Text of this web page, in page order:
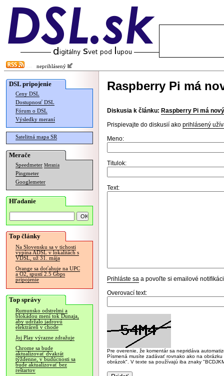
neprihlásený
DSL pripojenie
Ceny DSL
Dostupnosť DSL
Fórum o DSL
Výsledky meraní
Satelitná mapa SR
Merače
Speedmeter Merania
Pingmeter
Googlemeter
Hľadanie
Top články
Na Slovensku sa v tichosti
vypína ADSL v lokalitách s
VDSL, už 31. mája
Orange sa doťahuje na UPC
a O2, spustí 2.5 Gbps
pripojenie
Top správy
Rumunsko odstrelmi a
blokádou mení tok Dunaja,
aby udržalo jadrovú
elektráreň v chode
Joj Play výrazne zdražuje
Chrome sa bude
aktualizovať dvakrát
týždenne, v budúcnosti sa
bude aktualizovať bez
reštartov
Raspberry Pi má
Diskusia k článku: Raspberry Pi má
Prispievajte do diskusií ako prihlásený
Meno:
Titulok:
Text:
Prihláste sa a povoľte si emailové
Overovací text:
Pre overenie, že komentár sa nepridáva
Písmená musíte zadávať rovnako ako na
obrázok". V texte sa používajú iba znaky